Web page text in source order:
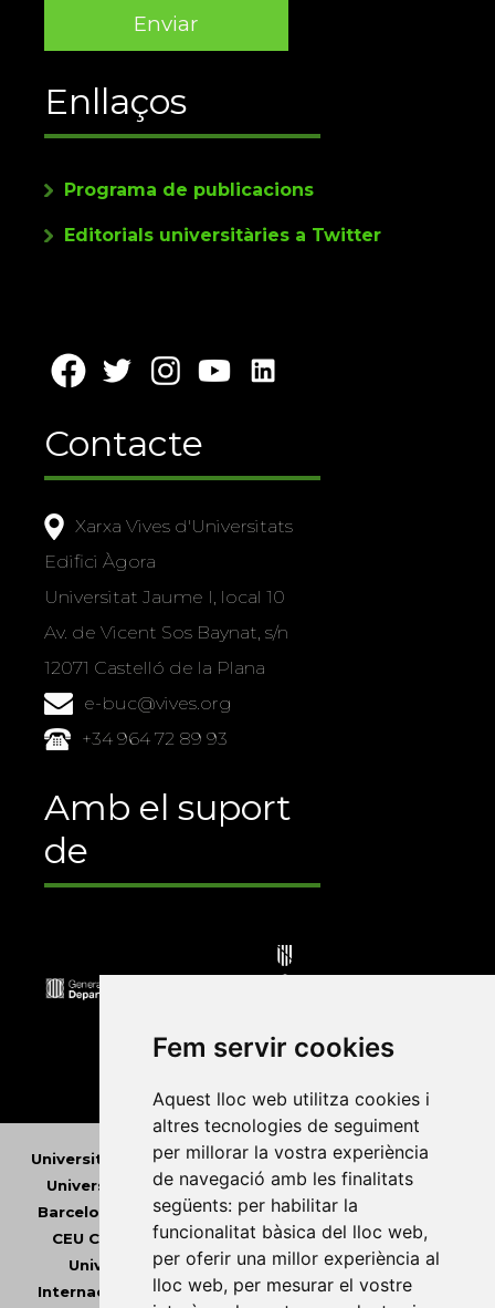
Fem servir cookies
Aquest lloc web utilitza cookies i
altres tecnologies de seguiment
per millorar la vostra experiència
de navegació amb les finalitats
següents: per habilitar la
funcionalitat bàsica del lloc web,
per oferir una millor experiència al
lloc web, per mesurar el vostre
Enllaços
Programa de publicacions
Editorials universitàries a Twitter
Contacte
Xarxa Vives d'Universitats
Edifici Àgora
Universitat Jaume I, local 10
Av. de Vicent Sos Baynat, s/n
12071 Castelló de la Plana
e-buc@vives.org
+34 964 72 89 93
Amb el suport
de
Universitat Abat Oliba CEU • Universitat d'Alacant
Universitat d'Andorra•Universitat Autònoma de
Barcelona
Universitat de Barcelona •
CEU Cardenal Herrera•Universitat de Girona•
Universitat de les Illes Balears•Universitat
Internacional de Catalunya•Universitat Jaume I